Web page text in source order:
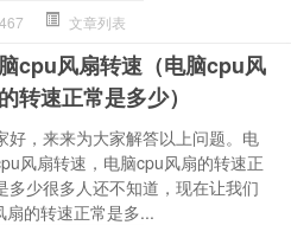
467 文章列表
cpu风扇转速（电脑cpu风
转速正常是多少）
好，来来为大家解答以上问题。电
风扇转速，电脑cpu风扇的转速正
多少很多人还不知道，现在让我们
的转速正常是多...